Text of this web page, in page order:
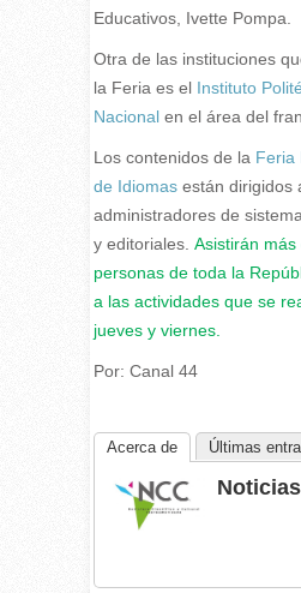
Educativos, Ivette Pompa.
Otra de las instituciones
la Feria es el Instituto
Nacionalen el área del
Los contenidos de la Feria
de Idiomasestán dirigidos
administradores de
y editoriales. Asistirán
personas de toda la
a las actividades que se
jueves y viernes.
Por: Canal 44
Acerca de Últimas